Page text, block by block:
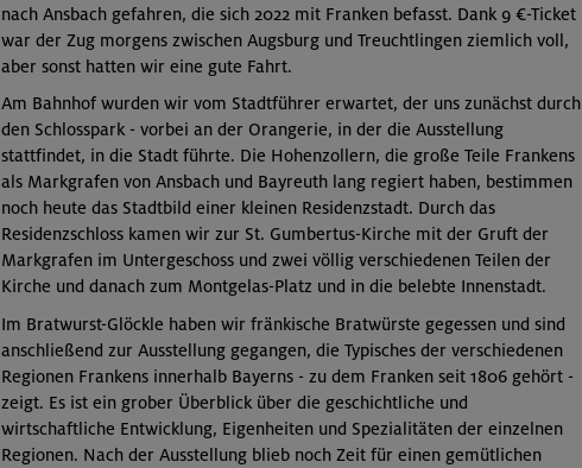
nach Ansbach gefahren, die sich 2022 mit Franken befasst. Dank 9 €-Ticket
war der Zug morgens zwischen Augsburg und Treuchtlingen ziemlich voll,
aber sonst hatten wir eine gute Fahrt.
Am Bahnhof wurden wir vom Stadtführer erwartet, der uns zunächst durch
den Schlosspark - vorbei an der Orangerie, in der die Ausstellung
stattfindet, in die Stadt führte. Die Hohenzollern, die große Teile Frankens
als Markgrafen von Ansbach und Bayreuth lang regiert haben, bestimmen
noch heute das Stadtbild einer kleinen Residenzstadt. Durch das
Residenzschloss kamen wir zur St. Gumbertus-Kirche mit der Gruft der
Markgrafen im Untergeschoss und zwei völlig verschiedenen Teilen der
Kirche und danach zum Montgelas-Platz und in die belebte Innenstadt.
Im Bratwurst-Glöckle haben wir fränkische Bratwürste gegessen und sind
anschließend zur Ausstellung gegangen, die Typisches der verschiedenen
Regionen Frankens innerhalb Bayerns - zu dem Franken seit 1806 gehört -
zeigt. Es ist ein grober Überblick über die geschichtliche und
wirtschaftliche Entwicklung, Eigenheiten und Spezialitäten der einzelnen
Regionen. Nach der Ausstellung blieb noch Zeit für einen gemütlichen